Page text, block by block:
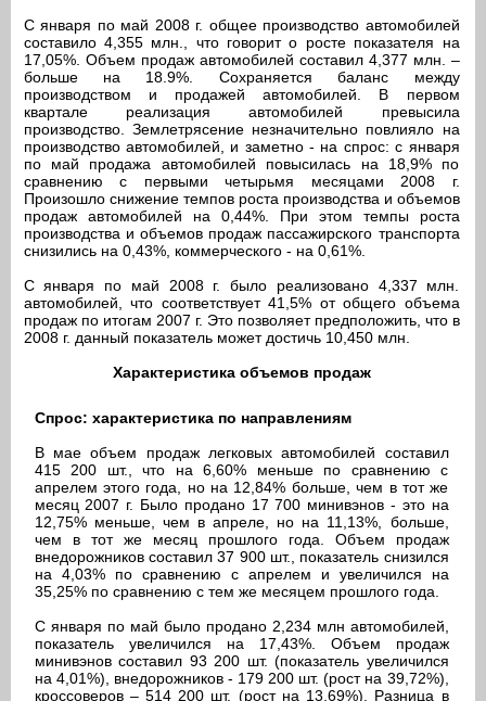
С января по май 2008 г. общее производство автомобилей
составило 4,355 млн., что говорит о росте показателя на
17,05%. Объем продаж автомобилей составил 4,377 млн. –
больше на 18.9%. Сохраняется баланс между
производством и продажей автомобилей. В первом
квартале реализация автомобилей превысила
производство. Землетрясение незначительно повлияло на
производство автомобилей, и заметно - на спрос: с января
по май продажа автомобилей повысилась на 18,9% по
сравнению с первыми четырьмя месяцами 2008 г.
Произошло снижение темпов роста производства и объемов
продаж автомобилей на 0,44%. При этом темпы роста
производства и объемов продаж пассажирского транспорта
снизились на 0,43%, коммерческого - на 0,61%.
С января по май 2008 г. было реализовано 4,337 млн.
автомобилей, что соответствует 41,5% от общего объема
продаж по итогам 2007 г. Это позволяет предположить, что в
2008 г. данный показатель может достичь 10,450 млн.
Характеристика объемов продаж
Спрос: характеристика по направлениям
В мае объем продаж легковых автомобилей составил
415 200 шт., что на 6,60% меньше по сравнению с
апрелем этого года, но на 12,84% больше, чем в тот же
месяц 2007 г. Было продано 17 700 минивэнов - это на
12,75% меньше, чем в апреле, но на 11,13%, больше,
чем в тот же месяц прошлого года. Объем продаж
внедорожников составил 37 900 шт., показатель снизился
на 4,03% по сравнению с апрелем и увеличился на
35,25% по сравнению с тем же месяцем прошлого года.
С января по май было продано 2,234 млн автомобилей,
показатель увеличился на 17,43%. Объем продаж
минивэнов составил 93 200 шт. (показатель увеличился
на 4,01%), внедорожников - 179 200 шт. (рост на 39,72%),
кроссоверов – 514 200 шт. (рост на 13,69%). Разница в